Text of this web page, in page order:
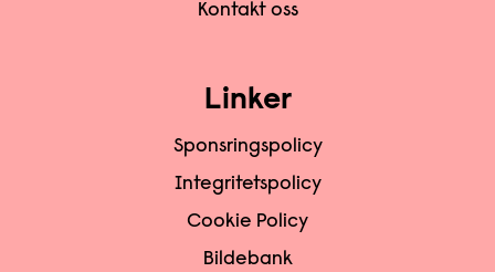
Kontakt oss
Linker
Sponsringspolicy
Integritetspolicy
Cookie Policy
Bildebank